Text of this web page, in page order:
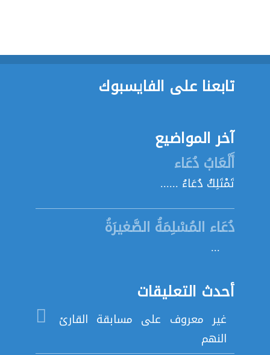
تابعنا على الفايسبوك
آخر المواضيع
أَلْعَابُ دُعَاء
تَمْتَلِكُ دُعَاءُ ......
دُعَاء المُسْلِمَةُ الصَّغيرَةُ
...
أحدث التعليقات
غير معروف على مسابقة القارئ
النهم